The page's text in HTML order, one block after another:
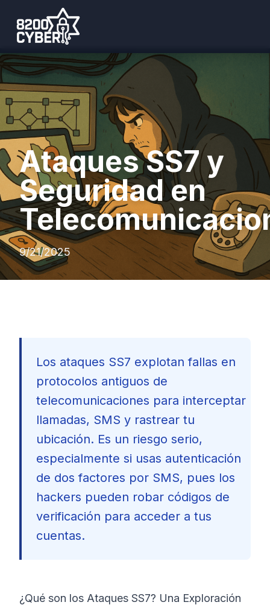
🇪🇸
©
Ataques SS7 y
Seguridad en
9/21/2025
Los ataques SS7 explotan fallas en
protocolos antiguos de
telecomunicaciones para interceptar
llamadas, SMS y rastrear tu
ubicación. Es un riesgo serio,
especialmente si usas autenticación
de dos factores por SMS, pues los
hackers pueden robar códigos de
verificación para acceder a tus
cuentas.
¿Qué son los Ataques SS7? Una Exploración